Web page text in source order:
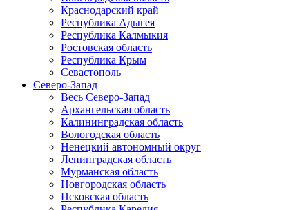
Краснодарский край
Республика Адыгея
Республика Калмыкия
Ростовская область
Республика Крым
Севастополь
Северо-Запад
Весь Северо-Запад
Архангельская область
Калининградская область
Вологодская область
Ненецкий автономный округ
Ленинградская область
Мурманская область
Новгородская область
Псковская область